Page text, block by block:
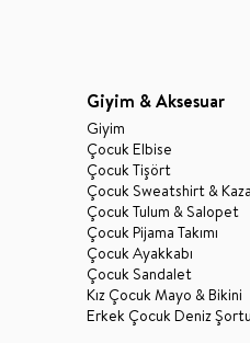
Giyim & Aksesuar
Giyim
Çocuk Elbise
Çocuk Tişört
Çocuk Sweatshirt &
Çocuk Tulum & Salopet
Çocuk Pijama Takımı
Çocuk Ayakkabı
Çocuk Sandalet
Kız Çocuk Mayo & Bikini
Erkek Çocuk Deniz Şortu